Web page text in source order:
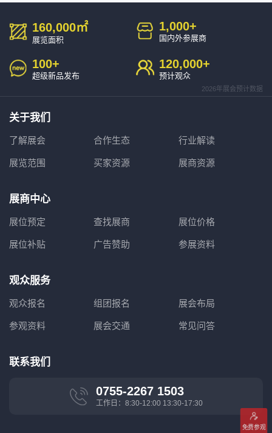
页»
160,000㎡
展览面积
1,000+
国内外参展商
100+
超级新品发布
120,000+
预计观众
2026年展会预计数据
关于我们
了解展会 合作生态 行业解读
展览范围 买家资源 展商资源
展商中心
展位预定 查找展商 展位价格
展位补贴 广告赞助 参展资料
观众服务
观众报名 组团报名 展会布局
参观资料 展会交通 常见问答
联系我们
0755-2267 1503
工作日：8:30-12:00 13:30-17:30
免费参观